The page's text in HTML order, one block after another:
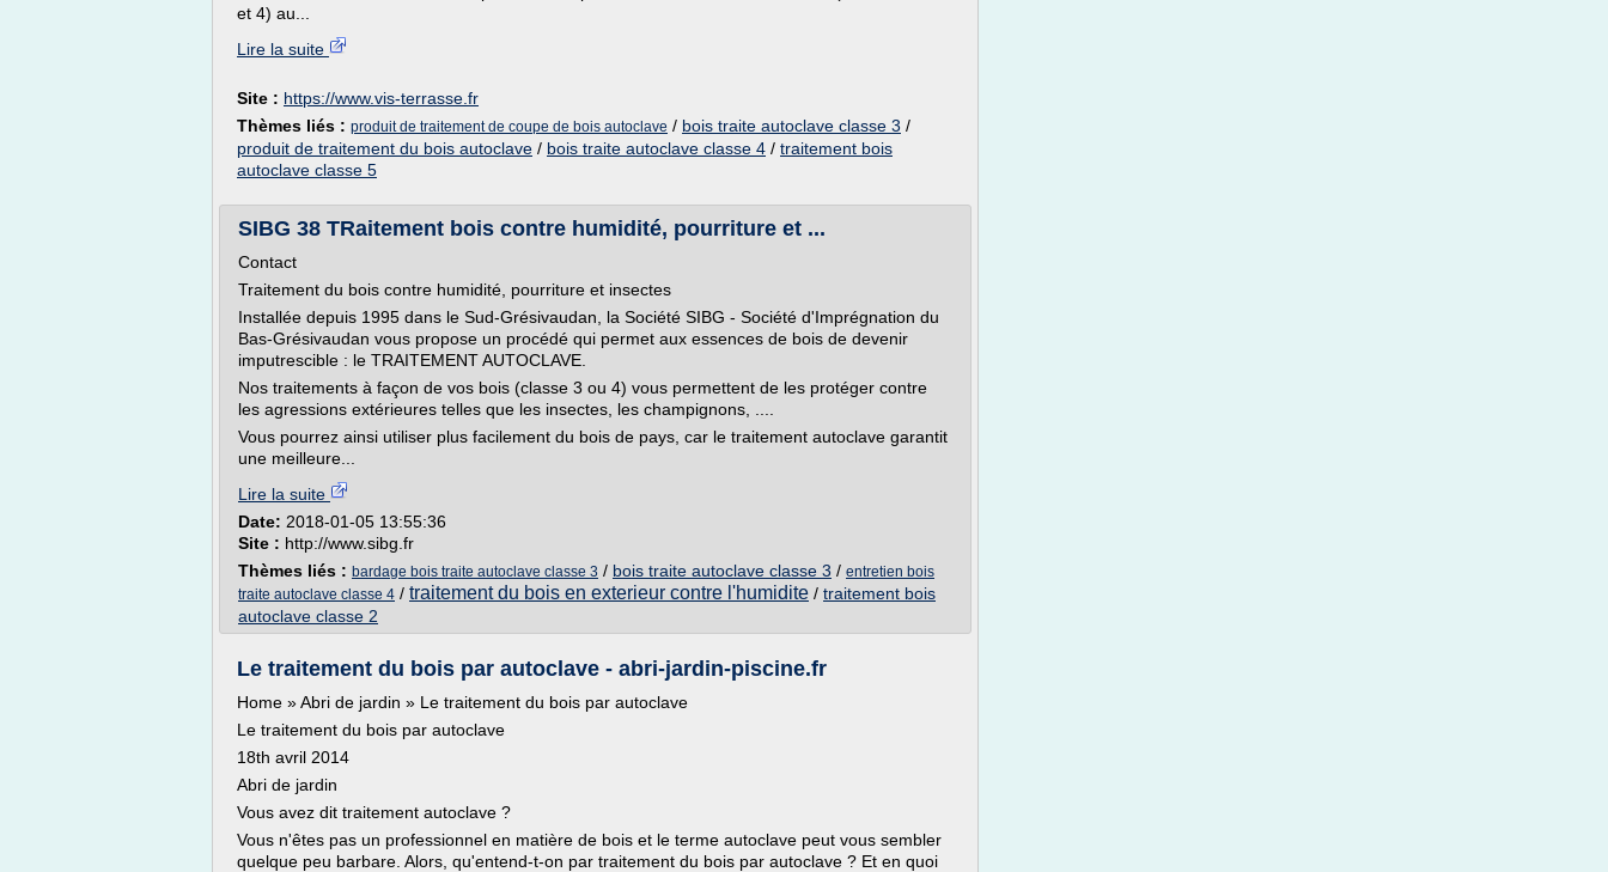
et 4) au...
Lire la suite
Site : https://www.vis-terrasse.fr
Thèmes liés : produit de traitement de coupe de bois autoclave / bois traite autoclave classe 3 /
produit de traitement du bois autoclave / bois traite autoclave classe 4 / traitement bois
autoclave classe 5
SIBG 38 TRaitement bois contre humidité, pourriture et ...
Contact
Traitement du bois contre humidité, pourriture et insectes
Installée depuis 1995 dans le Sud-Grésivaudan, la Société SIBG - Société d'Imprégnation du
Bas-Grésivaudan vous propose un procédé qui permet aux essences de bois de devenir
imputrescible : le TRAITEMENT AUTOCLAVE.
Nos traitements à façon de vos bois (classe 3 ou 4) vous permettent de les protéger contre
les agressions extérieures telles que les insectes, les champignons, ....
Vous pourrez ainsi utiliser plus facilement du bois de pays, car le traitement autoclave garantit
une meilleure...
Lire la suite
Date: 2018-01-05 13:55:36
Site : http://www.sibg.fr
Thèmes liés : bardage bois traite autoclave classe 3 / bois traite autoclave classe 3 / entretien bois
traite autoclave classe 4 / traitement du bois en exterieur contre l'humidite / traitement bois
autoclave classe 2
Le traitement du bois par autoclave - abri-jardin-piscine.fr
Home » Abri de jardin » Le traitement du bois par autoclave
Le traitement du bois par autoclave
18th avril 2014
Abri de jardin
Vous avez dit traitement autoclave ?
Vous n'êtes pas un professionnel en matière de bois et le terme autoclave peut vous sembler
quelque peu barbare. Alors, qu'entend-t-on par traitement du bois par autoclave ? Et en quoi